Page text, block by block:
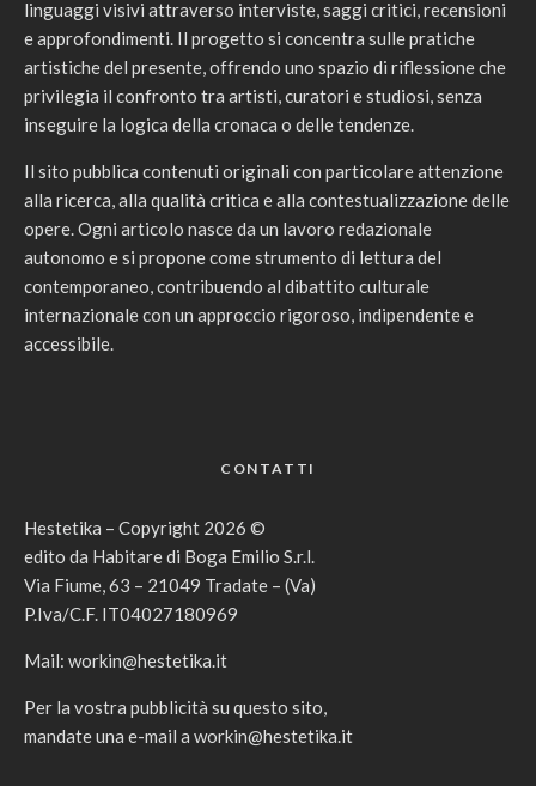
linguaggi visivi attraverso interviste, saggi critici, recensioni
e approfondimenti. Il progetto si concentra sulle pratiche
artistiche del presente, offrendo uno spazio di riflessione che
privilegia il confronto tra artisti, curatori e studiosi, senza
inseguire la logica della cronaca o delle tendenze.
Il sito pubblica contenuti originali con particolare attenzione
alla ricerca, alla qualità critica e alla contestualizzazione delle
opere. Ogni articolo nasce da un lavoro redazionale
autonomo e si propone come strumento di lettura del
contemporaneo, contribuendo al dibattito culturale
internazionale con un approccio rigoroso, indipendente e
accessibile.
CONTATTI
Hestetika – Copyright 2026 ©
edito da Habitare di Boga Emilio S.r.l.
Via Fiume, 63 – 21049 Tradate – (Va)
P.Iva/C.F. IT04027180969
Mail: workin@hestetika.it
Per la vostra pubblicità su questo sito,
mandate una e-mail a workin@hestetika.it